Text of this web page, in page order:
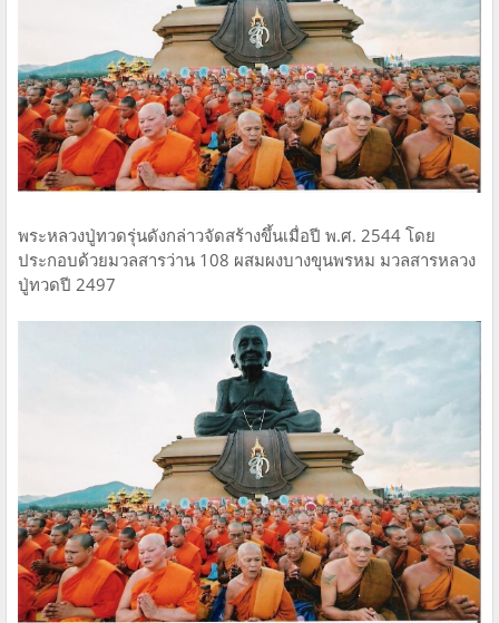
พระหลวงปู่ทวดรุ่นดังกล่าวจัดสร้างขึ้นเมื่อปี พ.ศ. 2544 โดย
ประกอบด้วยมวลสารว่าน 108 ผสมผงบางขุนพรหม มวลสารหลวง
ปู่ทวดปี 2497